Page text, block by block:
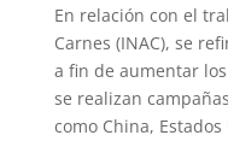
En relación con el
Carnes (INAC), se
a fin de aumentar
se realizan
como China,